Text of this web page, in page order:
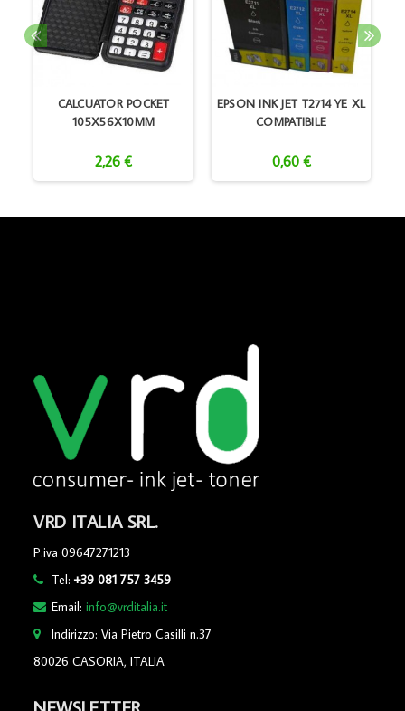
CALCUATOR POCKET
105X56X10MM
2,26 €
EPSON INK JET T2714 YE XL
COMPATIBILE
0,60 €
VRD ITALIA SRL.
P.iva 09647271213
Tel:+39 081 757 3459
Email:info@vrditalia.it
Indirizzo: Via Pietro Casilli n.37
80026 CASORIA, ITALIA
NEWSLETTER